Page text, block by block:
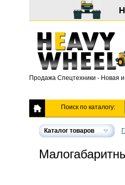
Продажа Спецтехники - Новая
Поиск по каталогу:
Каталог товаров